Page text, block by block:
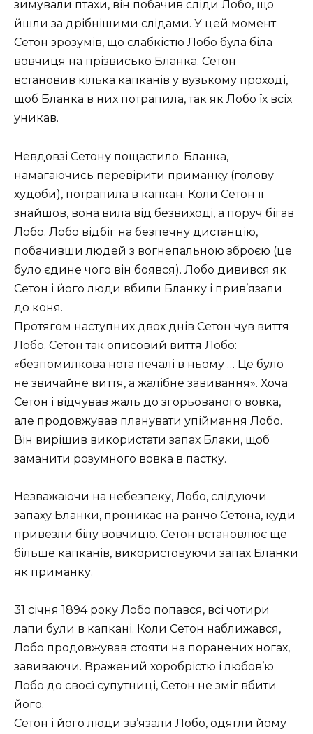
зимували птахи, він побачив сліди Лобо, що
йшли за дрібнішими слідами. У цей момент
Сетон зрозумів, що слабкістю Лобо була біла
вовчиця на прізвисько Бланка. Сетон
встановив кілька капканів у вузькому проході,
щоб Бланка в них потрапила, так як Лобо їх всіх
уникав.
Невдовзі Сетону пощастило. Бланка,
намагаючись перевірити приманку (голову
худоби), потрапила в капкан. Коли Сетон її
знайшов, вона вила від безвиході, а поруч бігав
Лобо. Лобо відбіг на безпечну дистанцію,
побачивши людей з вогнепальною зброєю (це
було єдине чого він боявся). Лобо дивився як
Сетон і його люди вбили Бланку і прив’язали
до коня.
Протягом наступних двох днів Сетон чув виття
Лобо. Сетон так описовий виття Лобо:
«безпомилкова нота печалі в ньому … Це було
не звичайне виття, а жалібне завивання». Хоча
Сетон і відчував жаль до згорьованого вовка,
але продовжував планувати упіймання Лобо.
Він вирішив використати запах Блаки, щоб
заманити розумного вовка в пастку.
Незважаючи на небезпеку, Лобо, слідуючи
запаху Бланки, проникає на ранчо Сетона, куди
привезли білу вовчицю. Сетон встановлює ще
більше капканів, використовуючи запах Бланки
як приманку.
31 січня 1894 року Лобо попався, всі чотири
лапи були в капкані. Коли Сетон наближався,
Лобо продовжував стояти на поранених ногах,
завиваючи. Вражений хоробрістю і любов’ю
Лобо до своєї супутниці, Сетон не зміг вбити
його.
Сетон і його люди зв’язали Лобо, одягли йому